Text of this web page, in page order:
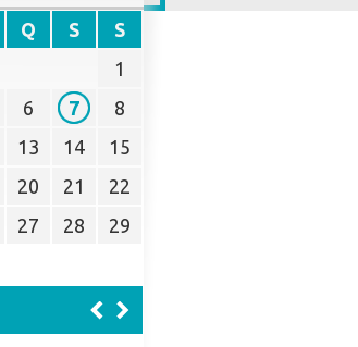
Q S
S
1
6 7
8
13 14
15
20 21
22
27 28
29